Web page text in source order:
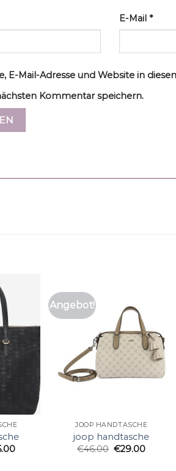
E-Mail*
E-Mail-Adresse und Website in
Kommentar speichern.
Angebot!
JOOP HANDTASCHE
joop handtasche
€46.00 €29.00